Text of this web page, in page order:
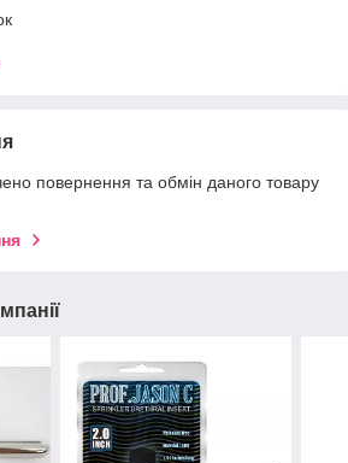
повернення та обмін даного товару